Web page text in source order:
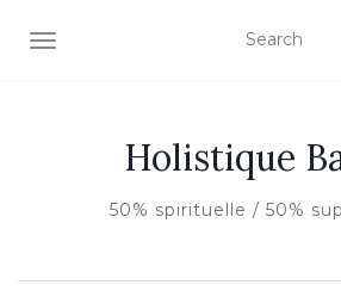
AFFICHER/MASQUER LA
Holistique
50% spirituelle / 50%